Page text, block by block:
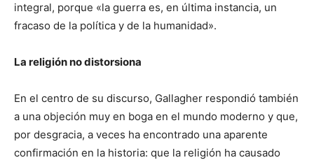
integral, porque «la guerra es, en última instancia, un
fracaso de la política y de la humanidad».
La religión no distorsiona
En el centro de su discurso, Gallagher respondió también
a una objeción muy en boga en el mundo moderno y que,
por desgracia, a veces ha encontrado una aparente
confirmación en la historia: que la religión ha causado